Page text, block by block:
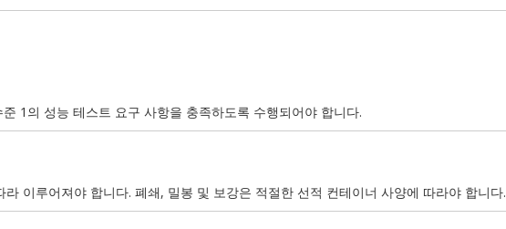
1의 성능 테스트 요구 사항을 충족하도록 수행되어야 합니다.
이루어져야 합니다. 폐쇄, 밀봉 및 보강은 적절한 선적 컨테이너 사양에 따라야 합니다.